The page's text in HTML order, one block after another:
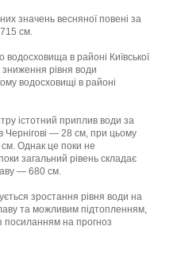
значень весняної повені за
см.
водосховища в районі Київської
рівня води
водосховищі в районі
істотний приплив води за
Чернігові — 28 см, при цьому
см. Однак це поки не
загальний рівень складає
— 680 см.
зростання рівня води на
та можливим підтопленням,
посиланням на прогноз